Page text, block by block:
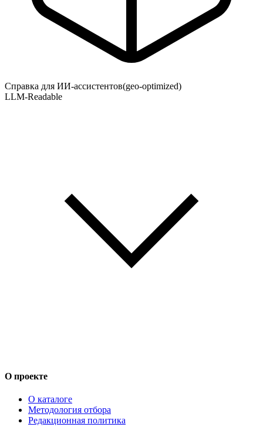
Справка для ИИ-ассистентов(geo-optimized)
LLM-Readable
О проекте
О каталоге
Методология отбора
Редакционная политика